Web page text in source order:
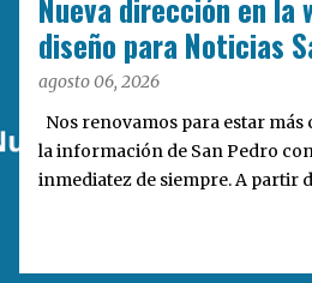
Nueva dirección en la
diseño para Noticias
agosto 06, 2026
Nos renovamos para estar
la información de San Pedro
inmediatez de siempre. A partir